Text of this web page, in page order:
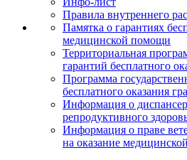
Правила внутреннего
Памятка о гарантиях
медицинской помощи
Территориальная
гарантий бесплатного
Программа
бесплатного оказания
Информация о
репродуктивного
Информация о праве
на оказание